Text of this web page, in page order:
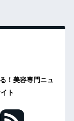
！美容専門ニュ
ト